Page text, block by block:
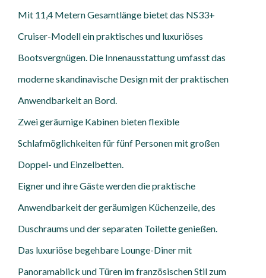
Mit 11,4 Metern Gesamtlänge bietet das NS33+
Cruiser-Modell ein praktisches und luxuriöses
Bootsvergnügen. Die Innenausstattung umfasst das
moderne skandinavische Design mit der praktischen
Anwendbarkeit an Bord.
Zwei geräumige Kabinen bieten flexible
Schlafmöglichkeiten für fünf Personen mit großen
Doppel- und Einzelbetten.
Eigner und ihre Gäste werden die praktische
Anwendbarkeit der geräumigen Küchenzeile, des
Duschraums und der separaten Toilette genießen.
Das luxuriöse begehbare Lounge-Diner mit
Panoramablick und Türen im französischen Stil zum